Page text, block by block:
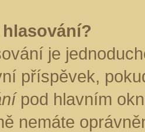
je
příspěvek,
pod hlavním
nemáte